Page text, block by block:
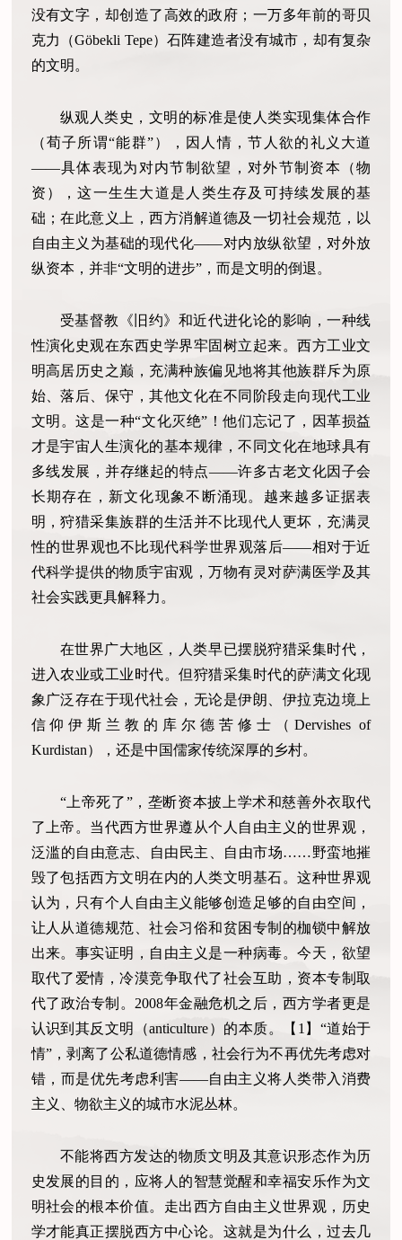
没有文字，却创造了高效的政府；一万多年前的哥贝
克力（Göbekli Tepe）石阵建造者没有城市，却有复杂
的文明。
纵观人类史，文明的标准是使人类实现集体合作
（荀子所谓“能群”），因人情，节人欲的礼义大道
——具体表现为对内节制欲望，对外节制资本（物
资），这一生生大道是人类生存及可持续发展的基
础；在此意义上，西方消解道德及一切社会规范，以
自由主义为基础的现代化——对内放纵欲望，对外放
纵资本，并非“文明的进步”，而是文明的倒退。
受基督教《旧约》和近代进化论的影响，一种线
性演化史观在东西史学界牢固树立起来。西方工业文
明高居历史之巅，充满种族偏见地将其他族群斥为原
始、落后、保守，其他文化在不同阶段走向现代工业
文明。这是一种“文化灭绝”！他们忘记了，因革损益
才是宇宙人生演化的基本规律，不同文化在地球具有
多线发展，并存继起的特点——许多古老文化因子会
长期存在，新文化现象不断涌现。越来越多证据表
明，狩猎采集族群的生活并不比现代人更坏，充满灵
性的世界观也不比现代科学世界观落后——相对于近
代科学提供的物质宇宙观，万物有灵对萨满医学及其
社会实践更具解释力。
在世界广大地区，人类早已摆脱狩猎采集时代，
进入农业或工业时代。但狩猎采集时代的萨满文化现
象广泛存在于现代社会，无论是伊朗、伊拉克边境上
信仰伊斯兰教的库尔德苦修士（Dervishes of
Kurdistan），还是中国儒家传统深厚的乡村。
“上帝死了”，垄断资本披上学术和慈善外衣取代
了上帝。当代西方世界遵从个人自由主义的世界观，
泛滥的自由意志、自由民主、自由市场……野蛮地摧
毁了包括西方文明在内的人类文明基石。这种世界观
认为，只有个人自由主义能够创造足够的自由空间，
让人从道德规范、社会习俗和贫困专制的枷锁中解放
出来。事实证明，自由主义是一种病毒。今天，欲望
取代了爱情，冷漠竞争取代了社会互助，资本专制取
代了政治专制。2008年金融危机之后，西方学者更是
认识到其反文明（anticulture）的本质。【1】“道始于
情”，剥离了公私道德情感，社会行为不再优先考虑对
错，而是优先考虑利害——自由主义将人类带入消费
主义、物欲主义的城市水泥丛林。
不能将西方发达的物质文明及其意识形态作为历
史发展的目的，应将人的智慧觉醒和幸福安乐作为文
明社会的根本价值。走出西方自由主义世界观，历史
学才能真正摆脱西方中心论。这就是为什么，过去几